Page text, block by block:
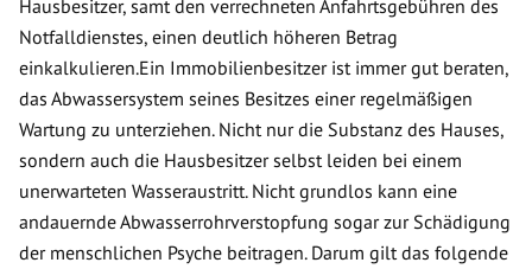
Hausbesitzer, samt den verrechneten Anfahrtsgebühren des
Notfalldienstes, einen deutlich höheren Betrag
einkalkulieren.Ein Immobilienbesitzer ist immer gut beraten,
das Abwassersystem seines Besitzes einer regelmäßigen
Wartung zu unterziehen. Nicht nur die Substanz des Hauses,
sondern auch die Hausbesitzer selbst leiden bei einem
unerwarteten Wasseraustritt. Nicht grundlos kann eine
andauernde Abwasserrohrverstopfung sogar zur Schädigung
der menschlichen Psyche beitragen. Darum gilt das folgende